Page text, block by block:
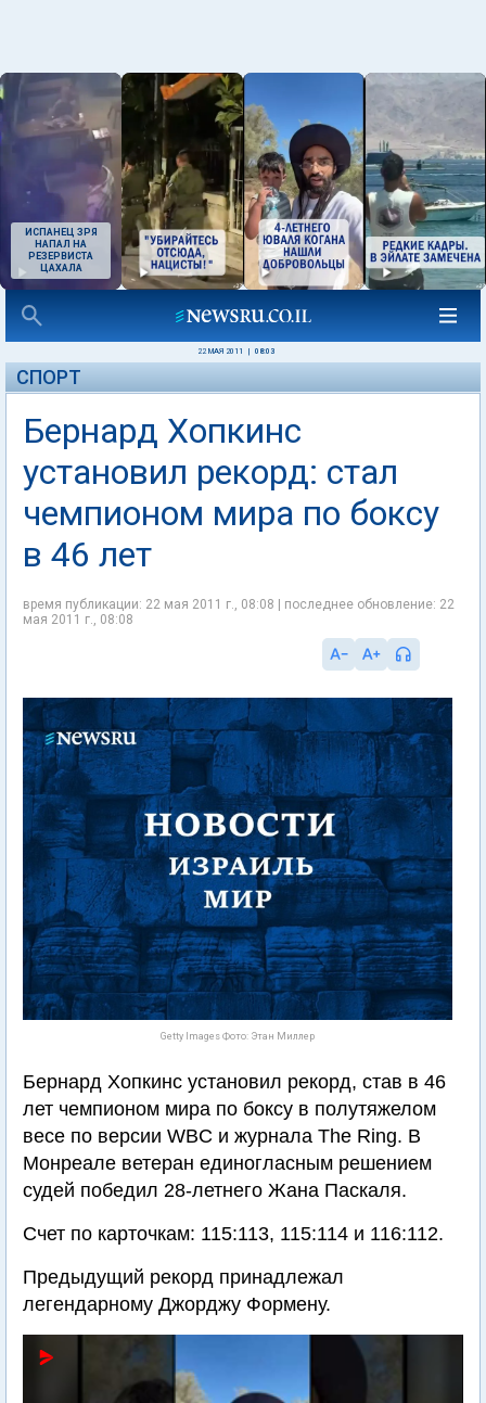
ИСПАНЕЦ ЗРЯ
НАПАЛ НА
РЕЗЕРВИСТА
ЦАХАЛА
22 МАЯ 2011 08:03
СПОРТ
Бернард Хопкинс
установил рекорд: стал
чемпионом мира по боксу
в 46 лет
время публикации: 22 мая 2011 г., 08:08 | последнее обновление: 22
мая 2011 г., 08:08
Getty Images Фото: Этан Миллер
Бернард Хопкинс установил рекорд, став в 46
лет чемпионом мира по боксу в полутяжелом
весе по версии WBC и журнала The Ring. В
Монреале ветеран единогласным решением
судей победил 28-летнего Жана Паскаля.
Счет по карточкам: 115:113, 115:114 и 116:112.
Предыдущий рекорд принадлежал
легендарному Джорджу Формену.